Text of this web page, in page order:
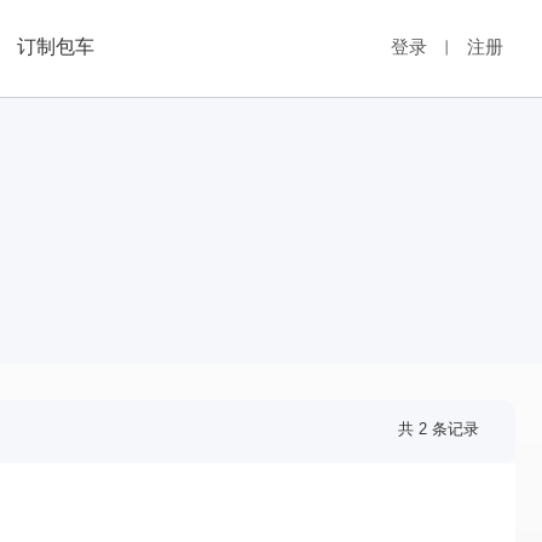
订制包车 登录 注册
共 2 条记录